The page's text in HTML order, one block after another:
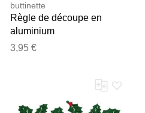
buttinette
Règle de découpe en
aluminium
3,95 €